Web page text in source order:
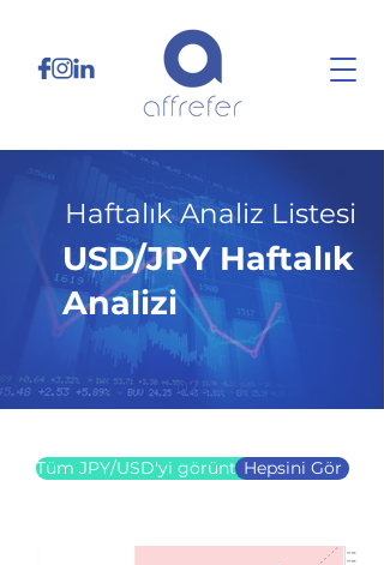
Haftalık Analiz Listesi
USD/JPY Haftalık
Analizi
02.03.26
Tüm JPY/USD'yi görüntüleHepsini Gör